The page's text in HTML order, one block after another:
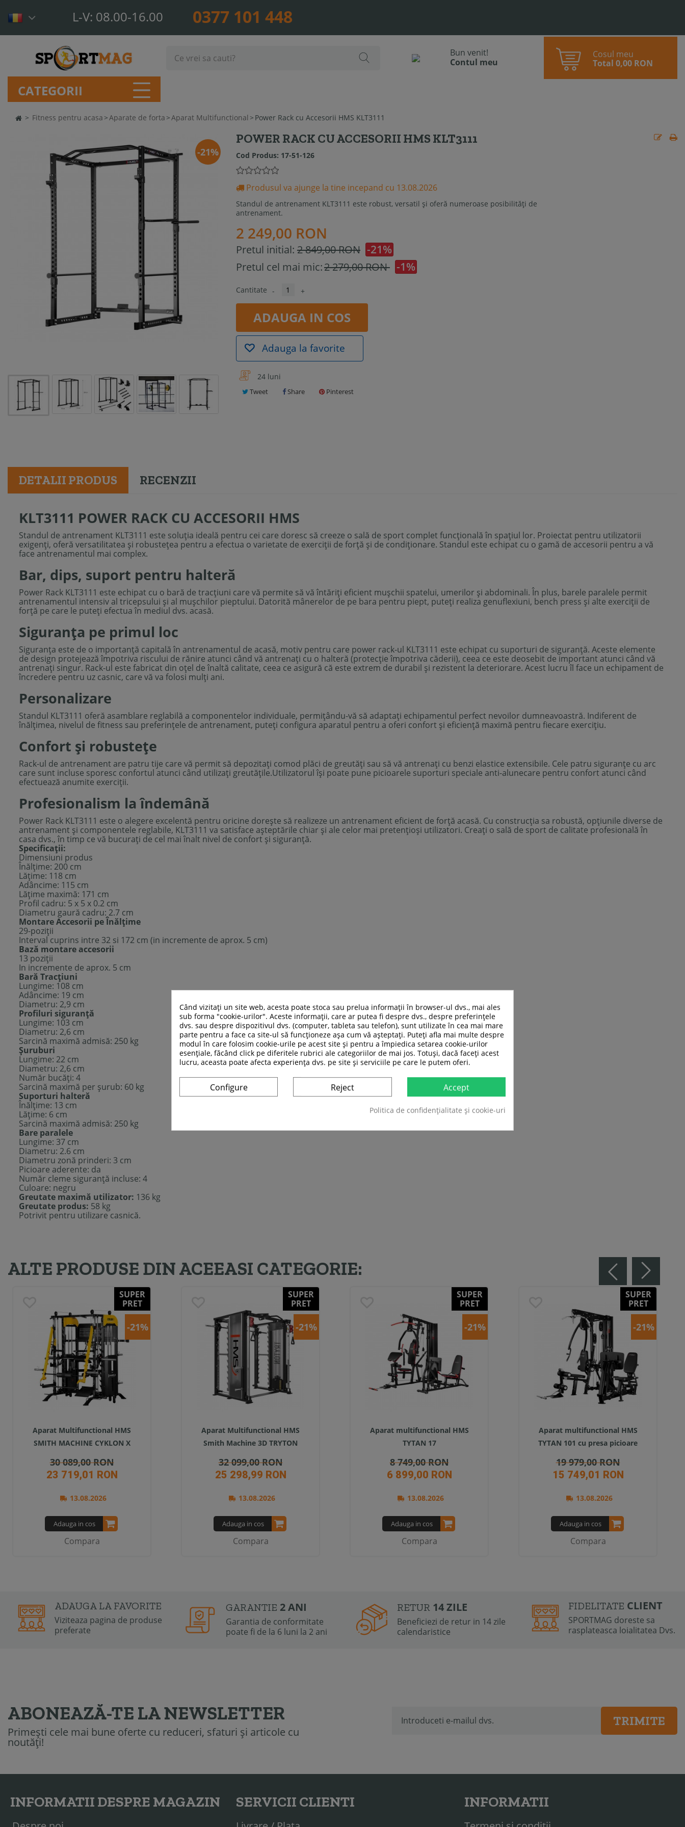
L-V: 08.00-16.00 0377 101 448
bun venit!
contul meu
Cosul meu
Total 0,00 RON
CATEGORII
> Fitness pentru acasa >Aparate de forta >Aparat Multifunctional > Power Rack cu Accesorii HMS KLT3111
-21%
POWER RACK CU ACCESORII HMS KLT3111
Cod Produs: 17-51-126
Produsul va ajunge la tine incepand cu 13.08.2026
Standul de antrenament KLT3111 este robust, versatil şi oferă numeroase posibilităţi de
antrenament.
2 249,00 RON
Pretul initial: 2 849,00 RON -21%
Pretul cel mai mic:2 279,00 RON -1%
Cantitate - +
ADAUGA IN COS
Adauga la favorite
24 luni
Tweet Share Pinterest
DETALII PRODUS RECENZII
KLT3111 POWER RACK CU ACCESORII HMS
Standul de antrenament KLT3111 este soluția ideală pentru cei care doresc să creeze o sală de sport complet funcțională în spațiul lor. Proiectat pentru utilizatorii
exigenți, oferă versatilitatea și robustețea pentru a efectua o varietate de exerciții de forță și de condiționare. Standul este echipat cu o gamă de accesorii pentru a vă
face antrenamentul mai complex.
Bar, dips, suport pentru halteră
Power Rack KLT3111 este echipat cu o bară de tracţiuni care vă permite să vă întăriți eficient mușchii spatelui, umerilor și abdominali. În plus, barele paralele permit
antrenamentul intensiv al tricepsului și al mușchilor pieptului. Datorită mânerelor de pe bara pentru piept, puteţi realiza genuflexiuni, bench press și alte exerciții de
forță pe care le puteți efectua în mediul dvs. acasă.
Siguranța pe primul loc
Siguranța este de o importanță capitală în antrenamentul de acasă, motiv pentru care power rack-ul KLT3111 este echipat cu suporturi de siguranță. Aceste elemente
de design protejează împotriva riscului de rănire atunci când vă antrenaţi cu o halteră (protecție împotriva căderii), ceea ce este deosebit de important atunci când vă
antrenaţi singur. Rack-ul este fabricat din oțel de înaltă calitate, ceea ce asigură că este extrem de durabil și rezistent la deteriorare. Acest lucru îl face un echipament de
încredere pentru uz casnic, care vă va folosi mulți ani.
Personalizare
Standul KLT3111 oferă asamblare reglabilă a componentelor individuale, permițându-vă să adaptați echipamentul perfect nevoilor dumneavoastră. Indiferent de
înălțimea, nivelul de fitness sau preferințele de antrenament, puteți configura aparatul pentru a oferi confort și eficiență maximă pentru fiecare exercițiu.
Confort și robustețe
Rack-ul de antrenament are patru tije care vă permit să depozitați comod plăci de greutăți sau să vă antrenați cu benzi elastice extensibile. Cele patru siguranţe cu arc
care sunt incluse sporesc confortul atunci când utilizați greutățile.Utilizatorul își poate pune picioarele suporturi speciale anti-alunecare pentru confort atunci când
efectuează anumite exerciții.
Profesionalism la îndemână
Power Rack KLT3111 este o alegere excelentă pentru oricine dorește să realizeze un antrenament eficient de forță acasă. Cu construcția sa robustă, opțiunile diverse de
antrenament și componentele reglabile, KLT3111 va satisface așteptările chiar și ale celor mai pretențioși utilizatori. Creați o sală de sport de calitate profesională în
casa dvs., în timp ce vă bucurați de cel mai înalt nivel de confort și siguranță.
Specificaţii:
Dimensiuni produs
Înălţime: 200 cm
Lăţime: 118 cm
Adâncime: 115 cm
Lăţime maximă: 171 cm
Profil cadru: 5 x 5 x 0.2 cm
Diametru gaură cadru: 2.7 cm
Montare Accesorii pe Înălţime
29-poziţii
Interval cuprins intre 32 si 172 cm (in incremente de aprox. 5 cm)
Bază montare accesorii
13 poziţii
In incremente de aprox. 5 cm
Bară Tracţiuni
Lungime: 108 cm
Adâncime: 19 cm
Diametru: 2,9 cm
Profiluri siguranţă
Lungime: 103 cm
Diametru: 2,6 cm
Sarcină maximă admisă: 250 kg
Şuruburi
Lungime: 22 cm
Diametru: 2,6 cm
Număr bucăţi: 4
Sarcină maximă per şurub: 60 kg
Suporturi halteră
Înălţime: 13 cm
Lăţime: 6 cm
Sarcină maximă admisă: 250 kg
Bare paralele
Lungime: 37 cm
Diametru: 2.6 cm
Diametru zonă prinderi: 3 cm
Picioare aderente: da
Număr cleme siguranţă incluse: 4
Culoare: negru
Greutate maximă utilizator: 136 kg
Greutate produs: 58 kg
Potrivit pentru utilizare casnică.
ALTE PRODUSE DIN ACEEASI CATEGORIE:
SUPER
PRET
-21%
Aparat Multifunctional HMS
SMITH MACHINE CYKLON X
30 089,00 RON
23 719,01 RON
13.08.2026
Adauga in cos
Compara
SUPER
PRET
-21%
Aparat Multifunctional HMS
Smith Machine 3D TRYTON
32 099,00 RON
25 298,99 RON
13.08.2026
Adauga in cos
Compara
SUPER
PRET
-21%
Aparat multifunctional HMS
TYTAN 17
8 749,00 RON
6 899,00 RON
13.08.2026
Adauga in cos
Compara
SUPER
PRET
-21%
Aparat multifunctional HMS
TYTAN 101 cu presa picioare
19 979,00 RON
15 749,01 RON
13.08.2026
Adauga in cos
Compara
ADAUGA LA FAVORITE
Viziteaza pagina de produse
preferate
GARANTIE 2 ANI
Garantia de conformitate
poate fi de la 6 luni la 2 ani
RETUR 14 ZILE
Beneficiezi de retur in 14 zile
calendaristice
FIDELITATE CLIENT
SPORTMAG doreste sa
rasplateasca loialitatea Dvs.
ABONEAZĂ-TE LA NEWSLETTER
Primești cele mai bune oferte cu reduceri, sfaturi și articole cu
noutăți!
TRIMITE
INFORMATII DESPRE MAGAZIN SERVICII CLIENTI INFORMATII
Când vizitați un site web, acesta poate stoca sau prelua informații în browser-ul dvs., mai ales
sub forma "cookie-urilor". Aceste informații, care ar putea fi despre dvs., despre preferințele
dvs. sau despre dispozitivul dvs. (computer, tableta sau telefon), sunt utilizate în cea mai mare
parte pentru a face ca site-ul să funcționeze așa cum vă așteptați. Puteți afla mai multe despre
modul în care folosim cookie-urile pe acest site și pentru a împiedica setarea cookie-urilor
esențiale, făcând click pe diferitele rubrici ale categoriilor de mai jos. Totuși, dacă faceți acest
lucru, aceasta poate afecta experiența dvs. pe site și serviciile pe care le putem oferi.
Configure Reject Accept
Politica de confidențialitate și cookie-uri